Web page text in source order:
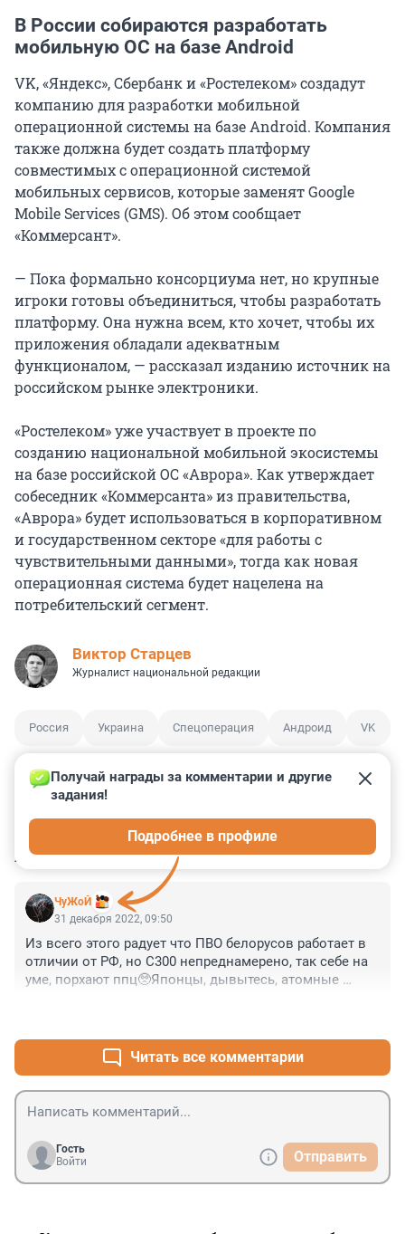
В России собираются разработать
мобильную ОС на базе Android
VK, «Яндекс», Сбербанк и «Ростелеком» создадут
компанию для разработки мобильной
операционной системы на базе Android. Компания
также должна будет создать платформу
совместимых с операционной системой
мобильных сервисов, которые заменят Google
Mobile Services (GMS). Об этом сообщает
«Коммерсант».
— Пока формально консорциума нет, но крупные
игроки готовы объединиться, чтобы разработать
платформу. Она нужна всем, кто хочет, чтобы их
приложения обладали адекватным
функционалом, — рассказал изданию источник на
российском рынке электроники.
«Ростелеком» уже участвует в проекте по
созданию национальной мобильной экосистемы
на базе российской ОС «Аврора». Как утверждает
собеседник «Коммерсанта» из правительства,
«Аврора» будет использоваться в корпоративном
и государственном секторе «для работы с
чувствительными данными», тогда как новая
операционная система будет нацелена на
потребительский сегмент.
Виктор Старцев
Журналист национальной редакции
Россия Украина Спецоперация Андроид VK
КОММЕНТАРИИ 1
ЧуЖоЙ
Получай награды за комментарии и другие
задания!
Подробнее в профиле
31 декабря 2022, 09:50
Из всего этого радует что ПВО белорусов работает в
отличии от РФ, но С300 непреднамерено, так себе на
уме, порхают ппц🥺Японцы, дывытесь, атомные
Читать все комментарии
Гость
Войти
Отправить